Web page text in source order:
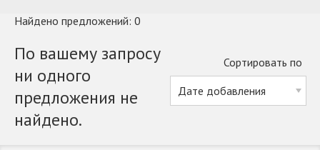
Найдено предложений: 0
Сортировать по
По вашему запросу
ни одного
предложения не
найдено.